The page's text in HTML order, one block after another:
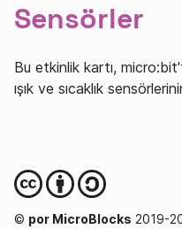
Sensörler
Bu etkinlik kartı,
ışık ve sıcaklık
© por MicroBlocks 2019-